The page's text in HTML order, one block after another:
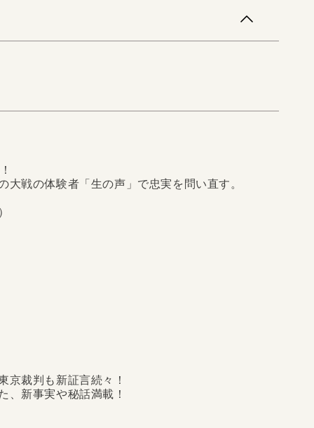
大戦の体験者「生の声」で忠実を問い直す。
京裁判も新証言続々！
、新事実や秘話満載！